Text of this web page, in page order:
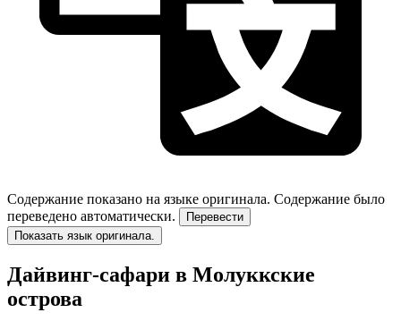
Содержание показано на языке оригинала. Содержание было
переведено автоматически.
Перевести
Показать язык оригинала.
Дайвинг-сафари в Молуккские
острова